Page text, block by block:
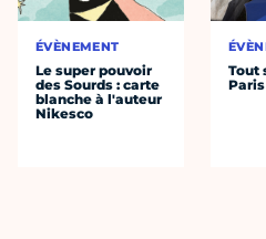
ÉVÈNEMENT
Le super pouvoir
des Sourds : carte
blanche à l'auteur
Nikesco
Tout